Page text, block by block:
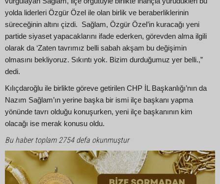
yolda liderleri Özgür Özel ile olan birlik ve beraberliklerinin
süreceğinin altını çizdi. Sağlam, Özgür Özel’in kuracağı yeni
partide siyaset yapacaklarını ifade ederken, görevden alma ilgili
olarak da ‘Zaten tavrımız belli sabah akşam bu değişimin
olmasını bekliyoruz. Sıkıntı yok. Bizim durduğumuz yer belli.,”
dedi.
Kılıçdaroğlu ile birlikte göreve getirilen CHP İL Başkanlığı’nın da
Nazım Sağlam’ın yerine başka bir ismi ilçe başkanı yapma
yönünde tavrı olduğu konuşurken, yeni ilçe başkanının kim
olacağı ise merak konusu oldu.
Bu haber toplam 2754 defa okunmuştur